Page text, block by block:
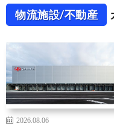
物流施設/不動産
2026.08.06